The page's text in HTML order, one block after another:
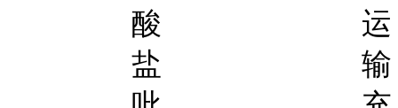
酸
盐
运
输